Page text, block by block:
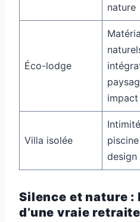
nature
Éco-lodge
impact
Villa isolée
design
Silence et nature :
d’une vraie